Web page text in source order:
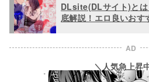
DLsite(DLサイト)と
底解説！エロ良いおす
AD
＼人気急上昇